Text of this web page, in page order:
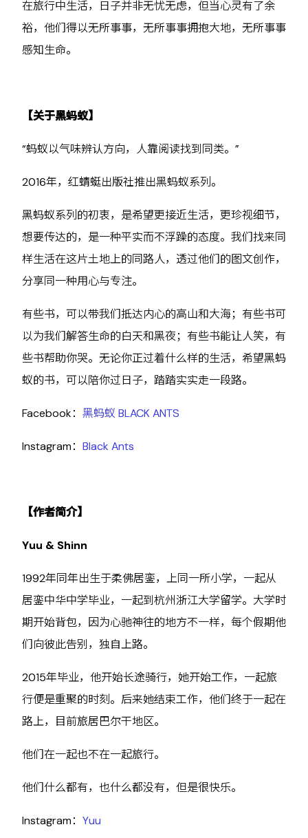
在旅行中生活，日子并非无忧无虑，但当心灵有了余
裕，他们得以无所事事，无所事事拥抱大地，无所事事
感知生命。
【关于黑蚂蚁】
“蚂蚁以气味辨认方向，人靠阅读找到同类。”
2016年，红蜻蜓出版社推出黑蚂蚁系列。
黑蚂蚁系列的初衷，是希望更接近生活，更珍视细节，
想要传达的，是一种平实而不浮躁的态度。我们找来同
样生活在这片土地上的同路人，透过他们的图文创作，
分享同一种用心与专注。
有些书，可以带我们抵达内心的高山和大海；有些书可
以为我们解答生命的白天和黑夜；有些书能让人笑，有
些书帮助你哭。无论你正过着什么样的生活，希望黑蚂
蚁的书，可以陪你过日子，踏踏实实走一段路。
Facebook： 黑蚂蚁 BLACK ANTS
Instagram： Black Ants
【作者简介】
Yuu & Shinn
1992年同年出生于柔佛居銮，上同一所小学，一起从
居銮中华中学毕业，一起到杭州浙江大学留学。大学时
期开始背包，因为心驰神往的地方不一样，每个假期他
们向彼此告别，独自上路。
2015年毕业，他开始长途骑行，她开始工作，一起旅
行便是重聚的时刻。后来她结束工作，他们终于一起在
路上，目前旅居巴尔干地区。
他们在一起也不在一起旅行。
他们什么都有，也什么都没有，但是很快乐。
Instagram： Yuu